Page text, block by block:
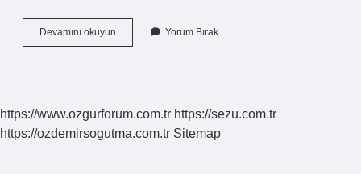
Devamını okuyun
Iade
Yorum Bırak
https://www.ozgurforum.com.tr https://sezu.com.tr
https://ozdemirsogutma.com.tr Sitemap